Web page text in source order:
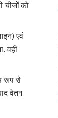
चीजों को
एवं
वहीं
रूप से
वेतन